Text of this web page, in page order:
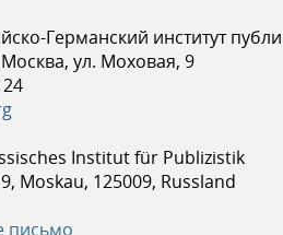
Германский институт
ул. Моховая, 9
Institut für Publizistik
Moskau, 125009, Russland
письмо